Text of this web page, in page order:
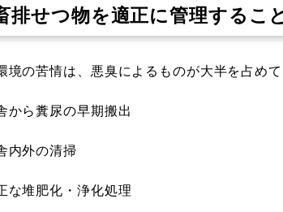
排せつ物を適正に管理するこ
境の苦情は、悪臭によるものが大半を占め
から糞尿の早期搬出
内外の清掃
な堆肥化・浄化処理